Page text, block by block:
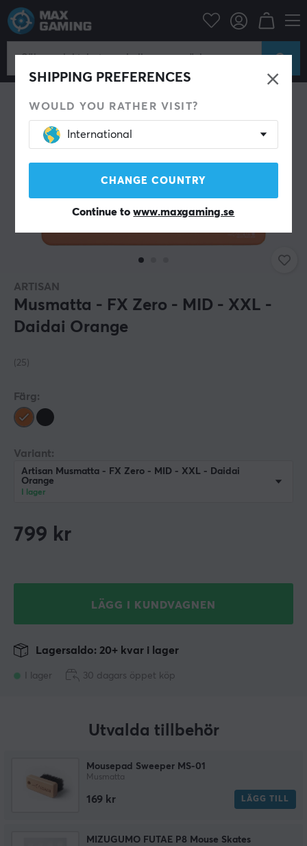
SHIPPING PREFERENCES
WOULD YOU RATHER VISIT?
International
CHANGE COUNTRY
Continue towww.maxgaming.se
Datortillbehör
ARTISAN
Musmatta - FX Zero - MID - XXL -
Daidai Orange
(25)
Färg:
Variant:
Artisan Musmatta - FX Zero - MID - XXL - Daidai
Orange
I lager
799 kr
LÄGG I KUNDVAGNEN
I lager
Lagersaldo: 20+ kvar i lager
30 dagars öppet köp
Utvalda tillbehör
Mousepad Sweeper MS-01
Musmatta
169 kr LÄGG TILL
MIZUGUMO FUTAE P8 Mouse Skates